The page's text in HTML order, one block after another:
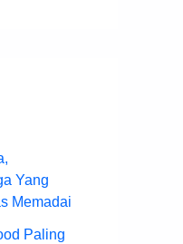
Yang
Memadai
Paling